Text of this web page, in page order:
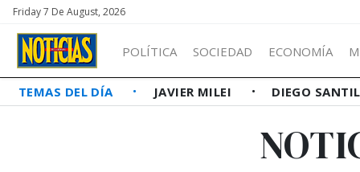
Friday 7 De August, 2026
POLÍTICA SOCIEDAD ECONOMÍA
TEMAS DEL DÍA JAVIER MILEI DIEGO